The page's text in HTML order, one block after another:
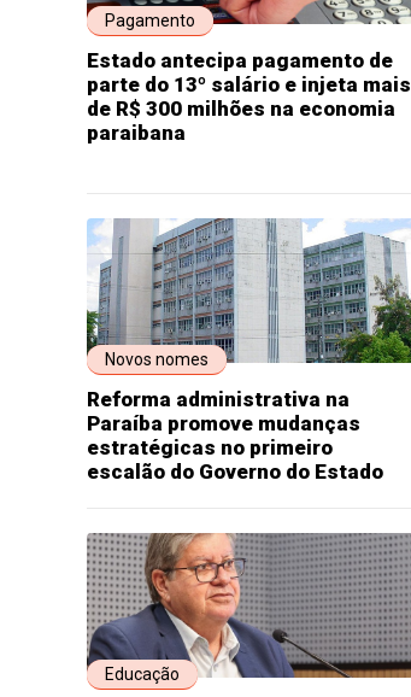
Pagamento
Estado antecipa pagamento de
parte do 13º salário e injeta mais
de R$ 300 milhões na economia
paraibana
Novos nomes
Reforma administrativa na
Paraíba promove mudanças
estratégicas no primeiro
escalão do Governo do Estado
Educação